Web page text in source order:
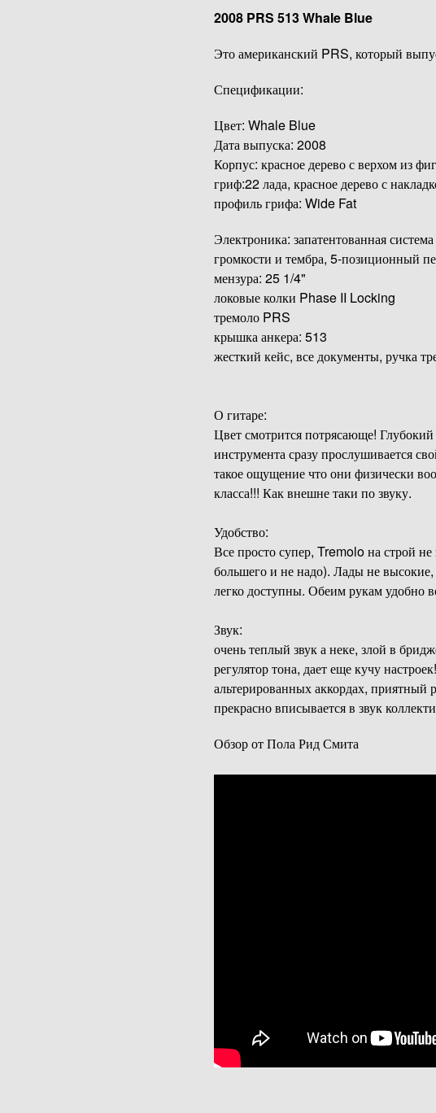
2008 PRS 513 Whale Blue
Это американский PRS, который
Спецификации:
Цвет: Whale Blue
Дата выпуска: 2008
Корпус: красное дерево с верхом из
гриф:22 лада, красное дерево с
профиль грифа: Wide Fat
Электроника: запатентованная
громкости и тембра, 5-позиционный
мензура: 25 1/4"
локовые колки Phase II Locking
тремоло PRS
крышка анкера: 513
жесткий кейс, все документы, ручка
О гитаре:
Цвет смотрится потрясающе!
инструмента сразу прослушивается
такое ощущение что они физически
класса!!! Как внешне таки по звуку.
Удобство:
Все просто супер, Tremolo на строй
большего и не надо). Лады не
легко доступны. Обеим рукам удобно
Звук:
очень теплый звук а неке, злой в
регулятор тона, дает еще кучу
альтерированных аккордах, приятный
прекрасно вписывается в звук
Обзор от Пола Рид Смита